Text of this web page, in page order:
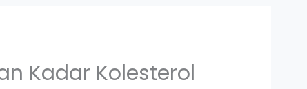
Kadar Kolesterol